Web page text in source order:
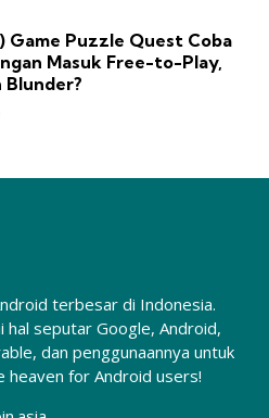
Game Puzzle Quest Coba
Masuk Free-to-Play,
Blunder?
terbesar di Indonesia.
hal seputar Google, Android,
dan penggunaannya untuk
heaven for Android users!